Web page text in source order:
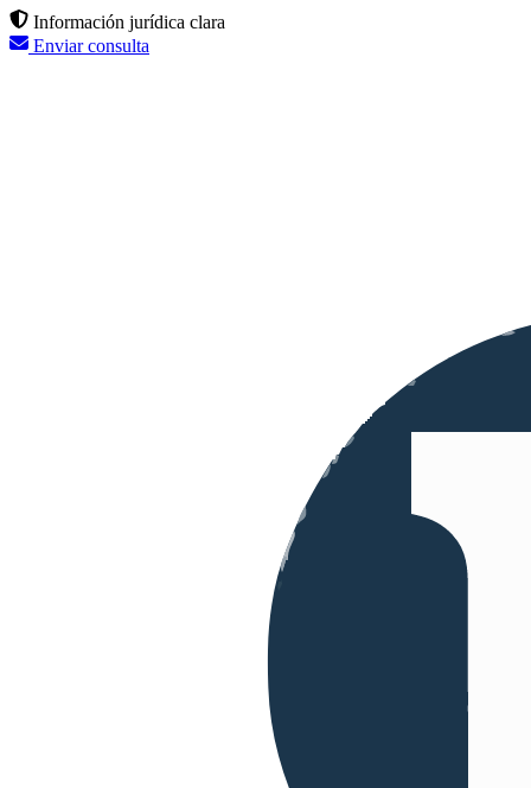
Información jurídica clara
Enviar consulta